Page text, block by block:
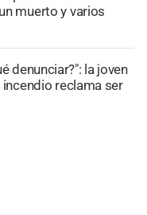
muerto y varios
denunciar?": la joven
reclama ser